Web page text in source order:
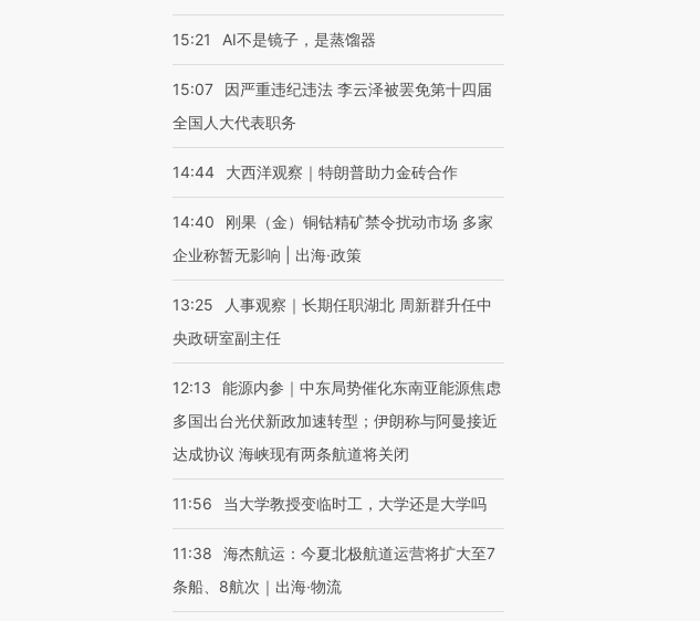
15:21 AI不是镜子，是蒸馏器
15:07
因严重违纪违法 李云泽被罢免第十四届
全国人大代表职务
14:44 大西洋观察｜特朗普助力金砖合作
14:40
刚果（金）铜钴精矿禁令扰动市场 多家
企业称暂无影响 | 出海·政策
13:25
人事观察｜长期任职湖北 周新群升任中
央政研室副主任
12:13
能源内参｜中东局势催化东南亚能源焦虑
多国出台光伏新政加速转型；伊朗称与阿曼接近
达成协议 海峡现有两条航道将关闭
11:56 当大学教授变临时工，大学还是大学吗
11:38
海杰航运：今夏北极航道运营将扩大至7
条船、8航次｜出海·物流